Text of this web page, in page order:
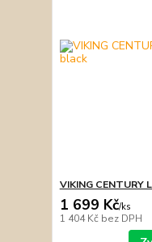
VIKING CENTURY
1 699 Kč/ks
1 404 Kč bez DPH